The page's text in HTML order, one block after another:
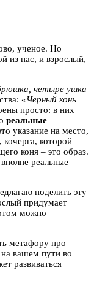
ученое. Но
из нас, и взрослый,
четыре ушка
«Черный конь
просто: в них
реальные
указание на место,
которой
коня – это образ.
реальные
поделить эту
придумает
можно
метафору про
вашем пути во
развиваться